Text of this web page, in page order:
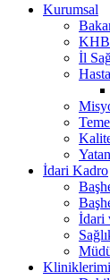
Kurumsal
KHB
İl
İdari Kadro
İdari